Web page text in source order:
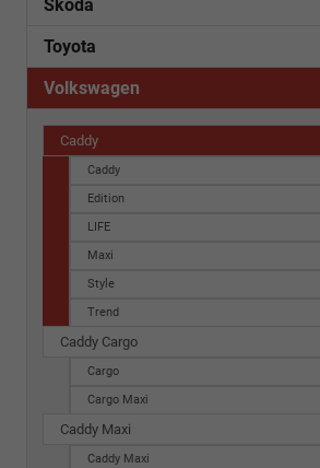
Skoda
Toyota
Volkswagen
Caddy
Caddy
Edition
LIFE
Maxi
Style
Trend
Caddy Cargo
Cargo
Cargo Maxi
Caddy Maxi
Caddy Maxi